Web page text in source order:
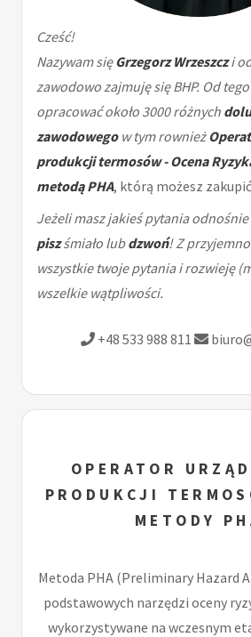
Cześć!
Nazywam sięGrzegorz Wrzeszczi
zawodowo zajmuję się BHP. Od
opracować około 3000 różnych
zawodowegow tym rownież
produkcji termosów - Ocena
metodą PHA, którą możesz
Jeżeli masz jakieś pytania
piszśmiało lubdzwoń! Z
wszystkie twoje pytania i rozwieję
wszelkie wątpliwości.
+48 533 988 811
OPERATOR
PRODUKCJI
METODY
Metoda PHA (Preliminary Hazard
podstawowych narzędzi oceny
wykorzystywane na wczesnym